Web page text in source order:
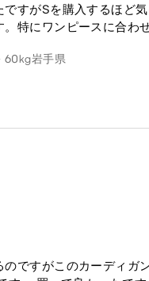
すがSを購入するほど
特にワンピースに合わ
60kg岩手県
ですがこのカーディガ